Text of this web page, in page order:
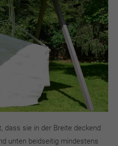
dass sie in der Breite deckend
unten beidseitig mindestens